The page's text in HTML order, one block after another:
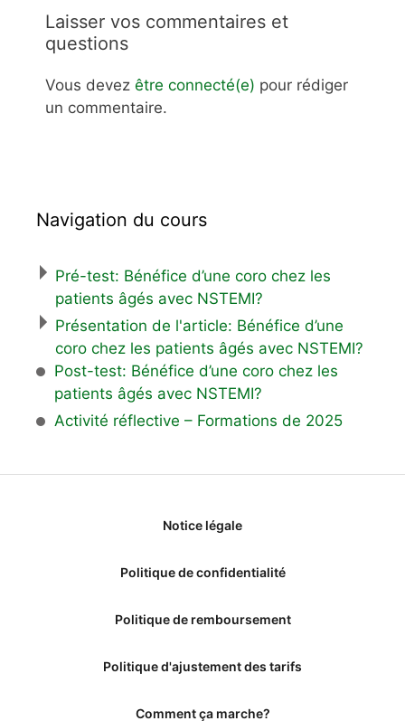
Laisser vos commentaires et
questions
Vous devez être connecté(e) pour rédiger
un commentaire.
Navigation du cours
Pré-test: Bénéfice d’une coro chez les
patients âgés avec NSTEMI?
Présentation de l'article: Bénéfice d’une
coro chez les patients âgés avec NSTEMI?
Post-test: Bénéfice d’une coro chez les
patients âgés avec NSTEMI?
Activité réflective – Formations de 2025
Notice légale
Politique de confidentialité
Politique de remboursement
Politique d'ajustement des tarifs
Comment ça marche?